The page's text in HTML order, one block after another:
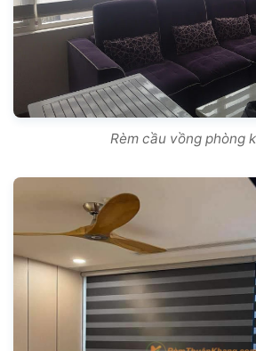
Rèm cầu vồng phòng